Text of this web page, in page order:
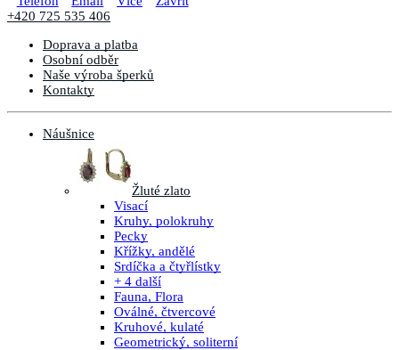
+420 725 535 406
Doprava a platba
Osobní odběr
Naše výroba šperků
Kontakty
Náušnice
Žluté zlato
Visací
Kruhy, polokruhy
Pecky
Křížky, andělé
Srdíčka a čtyřlístky
+ 4 další
Fauna, Flora
Oválné, čtvercové
Kruhové, kulaté
Geometrický, soliterní